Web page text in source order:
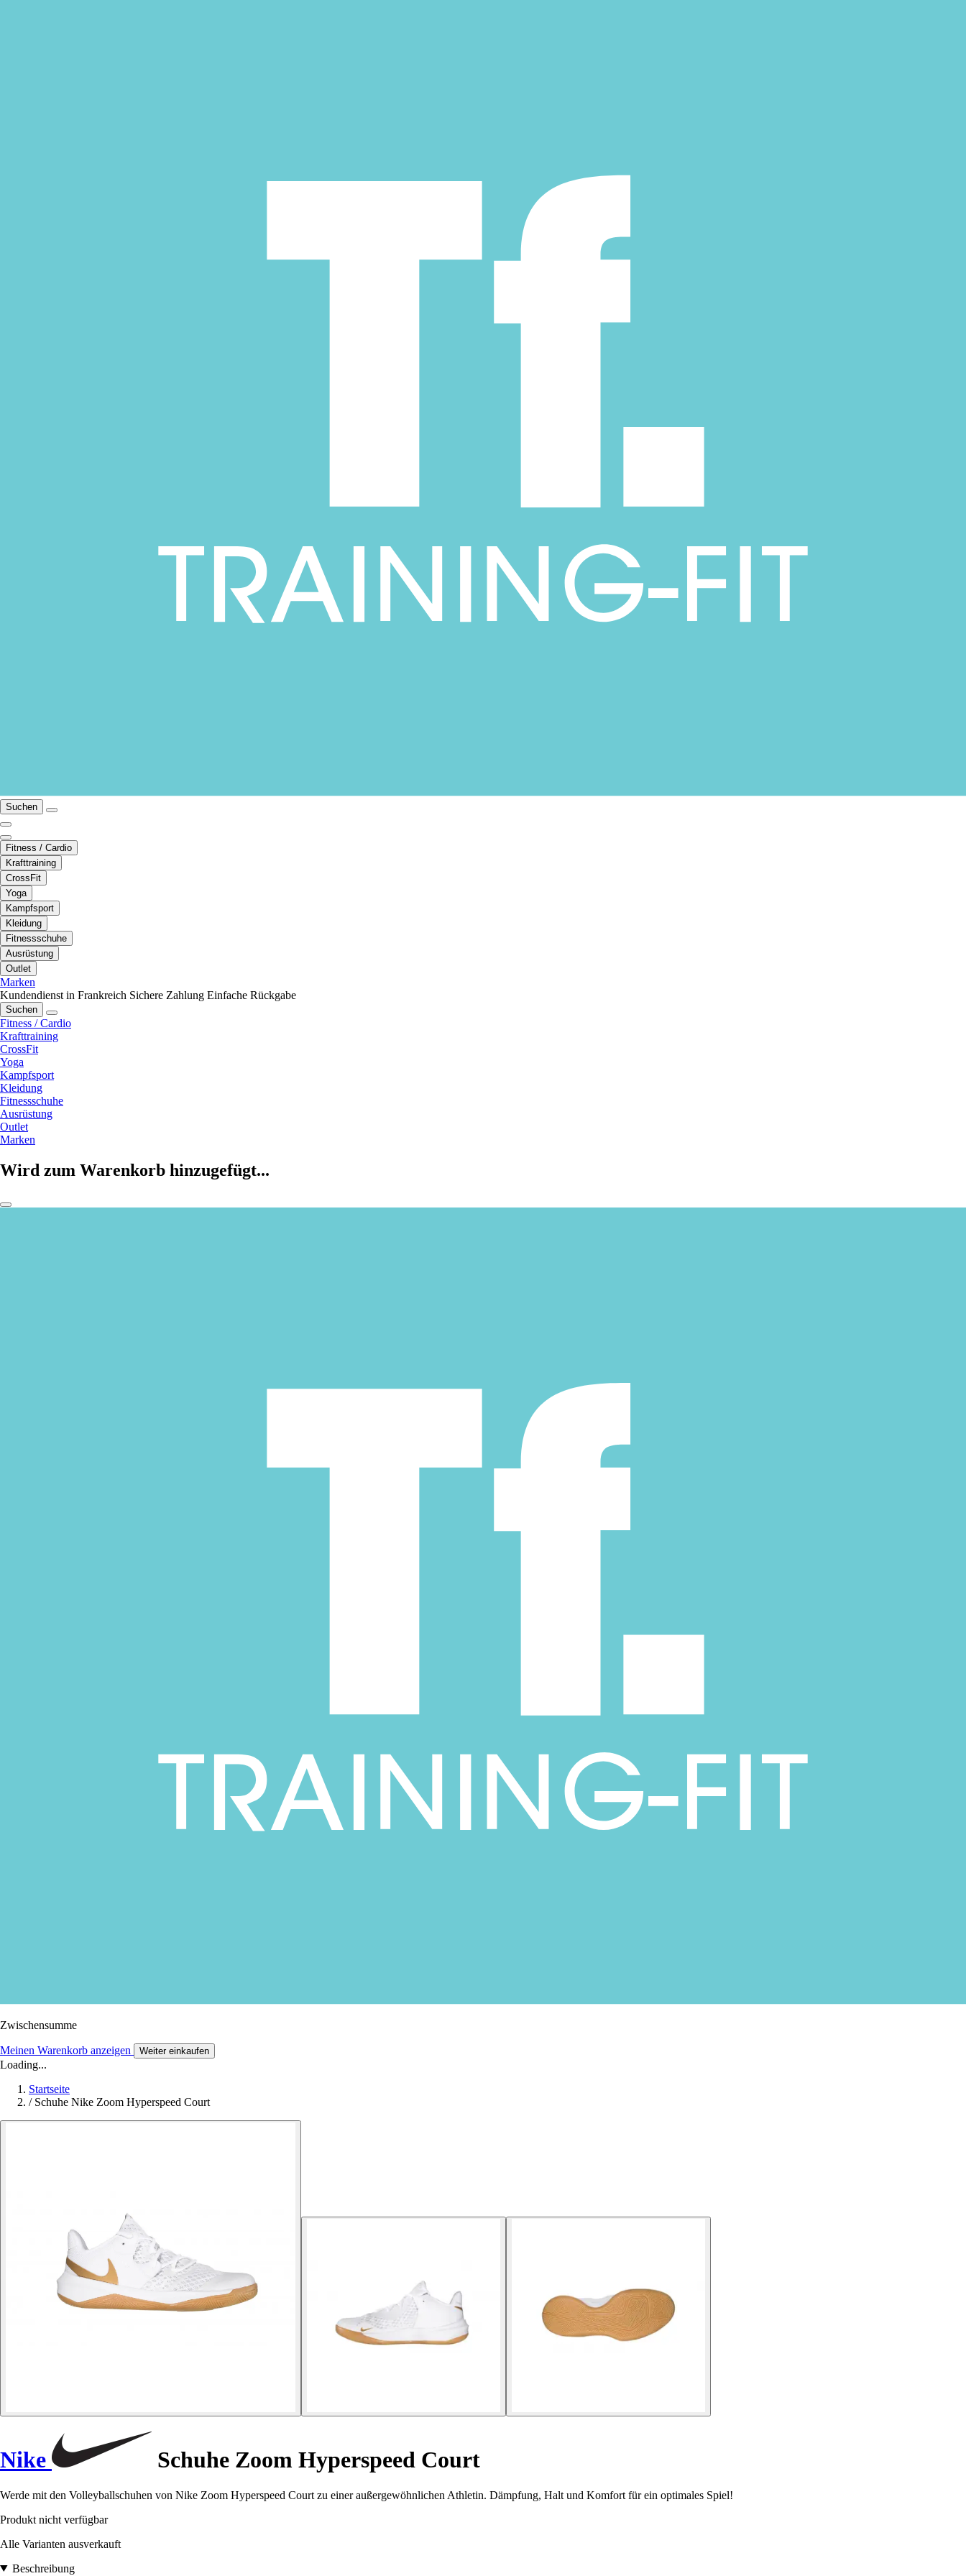
Suchen
Fitness / Cardio
Krafttraining
CrossFit
Yoga
Kampfsport
Kleidung
Fitnessschuhe
Ausrüstung
Outlet
Marken
Kundendienst in Frankreich Sichere Zahlung Einfache Rückgabe
Suchen
Fitness / Cardio
Krafttraining
CrossFit
Yoga
Kampfsport
Kleidung
Fitnessschuhe
Ausrüstung
Outlet
Marken
Wird zum Warenkorb hinzugefügt...
Zwischensumme
Meinen Warenkorb anzeigen Weiter einkaufen
Loading...
Startseite
/ Schuhe Nike Zoom Hyperspeed Court
Nike Schuhe Zoom Hyperspeed Court
Werde mit den Volleyballschuhen von Nike Zoom Hyperspeed Court zu einer außergewöhnlichen Athletin. Dämpfung, Halt und Komfort für ein optimales Spiel!
Produkt nicht verfügbar
Alle Varianten ausverkauft
Beschreibung